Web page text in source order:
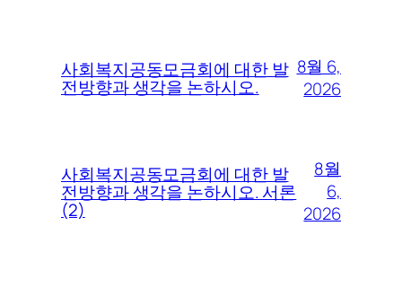
사회복지공동모금회에 대한 발
전방향과 생각을 논하시오.
8월 6,
2026
사회복지공동모금회에 대한 발
전방향과 생각을 논하시오. 서론
(2)
8월
6,
2026